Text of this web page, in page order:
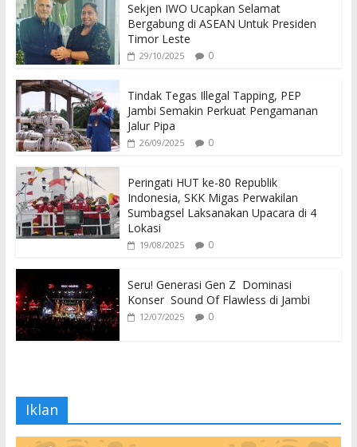
Sekjen IWO Ucapkan Selamat
Bergabung di ASEAN Untuk Presiden
Timor Leste
29/10/2025 0
Tindak Tegas Illegal Tapping, PEP
Jambi Semakin Perkuat Pengamanan
Jalur Pipa
26/09/2025 0
Peringati HUT ke-80 Republik
Indonesia, SKK Migas Perwakilan
Sumbagsel Laksanakan Upacara di 4
Lokasi
19/08/2025 0
Seru! Generasi Gen Z Dominasi
Konser Sound Of Flawless di Jambi
12/07/2025 0
Iklan